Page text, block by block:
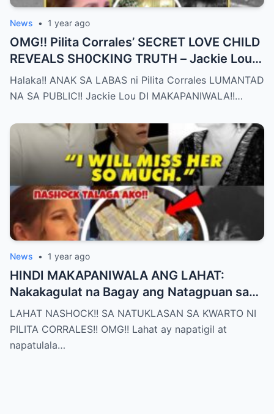
News • 1 year ago
OMG!! Pilita Corrales’ SECRET LOVE CHILD
REVEALS SH0CKING TRUTH – Jackie Lou
Left SPEECHLESS After YEARS of
SILENCE!!
Halaka!! ANAK SA LABAS ni Pilita Corrales LUMANTAD
NA SA PUBLIC!! Jackie Lou DI MAKAPANIWALA!!…
News • 1 year ago
HINDI MAKAPANIWALA ANG LAHAT:
Nakakagulat na Bagay ang Natagpuan sa
Silid ni Pilita Corrales — ANO IYON?!
LAHAT NASHOCK!! SA NATUKLASAN SA KWARTO NI
PILITA CORRALES!! OMG!! Lahat ay napatigil at
napatulala…